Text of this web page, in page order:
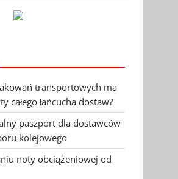
transportowych ma
całego łańcucha dostaw?
paszport dla dostawców
kolejowego
noty obciążeniowej od